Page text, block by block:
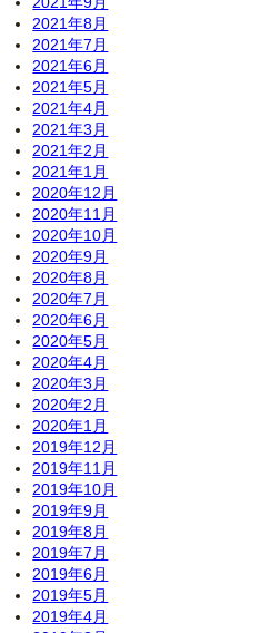
2021年8月
2021年7月
2021年6月
2021年5月
2021年4月
2021年3月
2021年2月
2021年1月
2020年12月
2020年11月
2020年10月
2020年9月
2020年8月
2020年7月
2020年6月
2020年5月
2020年4月
2020年3月
2020年2月
2020年1月
2019年12月
2019年11月
2019年10月
2019年9月
2019年8月
2019年7月
2019年6月
2019年5月
2019年4月